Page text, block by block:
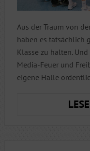
Aus der Traum von
haben es tatsächlich
Klasse zu halten.
Media-Feuer und
eigene Halle